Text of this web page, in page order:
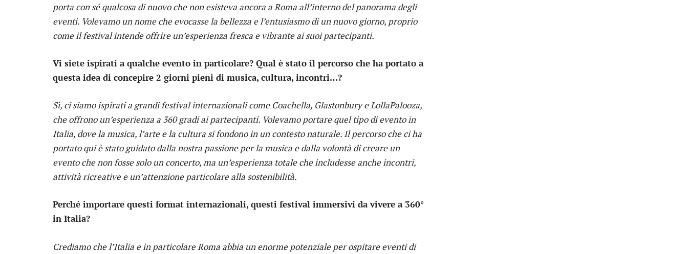
porta con sé qualcosa di nuovo che non esisteva ancora a Roma all’interno del panorama degli
eventi. Volevamo un nome che evocasse la bellezza e l’entusiasmo di un nuovo giorno, proprio
come il festival intende offrire un’esperienza fresca e vibrante ai suoi partecipanti.
Vi siete ispirati a qualche evento in particolare? Qual è stato il percorso che ha portato a
questa idea di concepire 2 giorni pieni di musica, cultura, incontri…?
Sì, ci siamo ispirati a grandi festival internazionali come Coachella, Glastonbury e LollaPalooza,
che offrono un’esperienza a 360 gradi ai partecipanti. Volevamo portare quel tipo di evento in
Italia, dove la musica, l’arte e la cultura si fondono in un contesto naturale. Il percorso che ci ha
portato qui è stato guidato dalla nostra passione per la musica e dalla volontà di creare un
evento che non fosse solo un concerto, ma un’esperienza totale che includesse anche incontri,
attività ricreative e un’attenzione particolare alla sostenibilità.
Perché importare questi format internazionali, questi festival immersivi da vivere a 360°
in Italia?
Crediamo che l’Italia e in particolare Roma abbia un enorme potenziale per ospitare eventi di